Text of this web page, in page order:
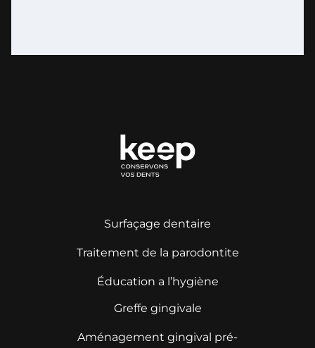
Surfaçage dentaire
Traitement de la parodontite
Éducation a l’hygiène
Greffe gingivale
Aménagement gingival pré-